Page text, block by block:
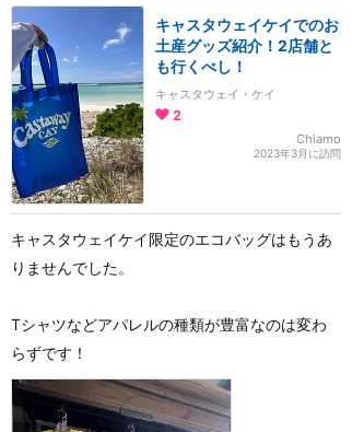
キャスタウェイケイでのお
土産グッズ紹介！2店舗と
も行くべし！
キャスタウェイ・ケイ
2
Chiamo
2023年3月に訪問
キャスタウェイケイ限定のエコバッグはもうあ
りませんでした。
Tシャツなどアパレルの種類が豊富なのは変わ
らずです！